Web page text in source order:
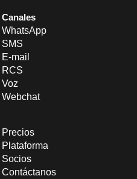
Canales
WhatsApp
SMS
E-mail
RCS
Voz
Webchat
Precios
Plataforma
Socios
Contáctanos